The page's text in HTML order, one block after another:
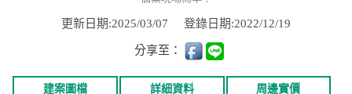
更新日期:2025/03/07 登錄日期:2022/12/19
分享至：
建案圖檔 詳細資料 周邊實價